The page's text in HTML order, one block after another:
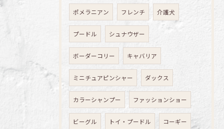
ポメラニアン フレンチ 介護犬
プードル シュナウザー
ボーダーコリー キャバリア
ミニチュアピンシャー ダックス
カラーシャンプー ファッションショー
ビーグル トイ・プードル コーギー